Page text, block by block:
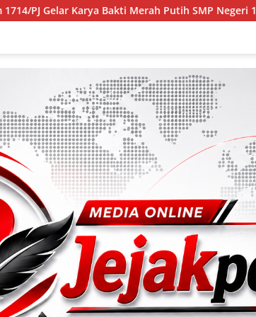
Merah Putih SMP Negeri 1 Mulia Kab. Puncak Jaya